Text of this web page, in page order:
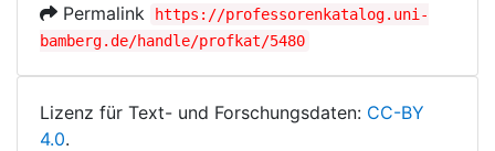
Permalink
https://professorenkatalog.uni-
bamberg.de/handle/profkat/5480
Lizenz für Text- und Forschungsdaten: CC-BY
4.0.